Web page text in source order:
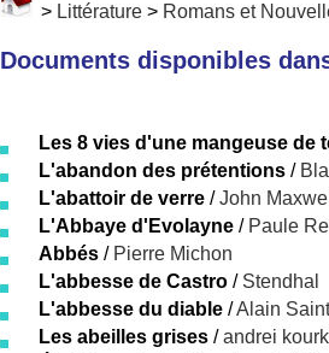
> Littérature > Romans et
Documents disponibles
Les 8 vies d'une mangeuse de
L'abandon des prétentions /
L'abattoir de verre /John
L'Abbaye d'Evolayne / Paule
Abbés / Pierre Michon
L'abbesse de Castro / Stendhal
L'abbesse du diable /Alain
Les abeilles grises /andrei